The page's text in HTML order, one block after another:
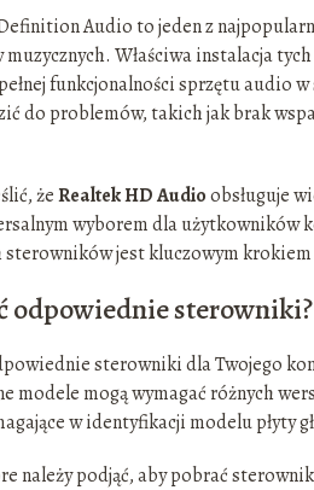
Audio to jeden z
muzycznych. Właściwa instalacja
funkcjonalności sprzętu audio
do problemów, takich jak brak
żeRealtek HD Audioobsługuje
wyborem dla
sterowników jest kluczowym
odpowiednie sterowniki?
sterowniki dla Twojego
modele mogą wymagać różnych
w identyfikacji modelu płyty
należy podjąć, aby pobrać